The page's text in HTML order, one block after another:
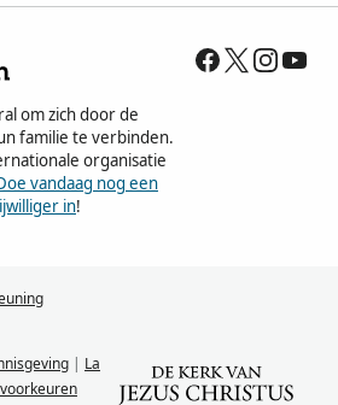
om zich door de
familie te verbinden.
organisatie
vandaag nog een
in!
| La